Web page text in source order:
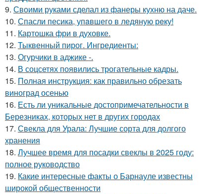
9. Своими руками сделал из фанеры кухню на даче.
10. Спасли песика, упaвшего в ледяную рeку!
11. Картошка фри в духовке.
12. Тыквенный пирог. Ингредиенты:
13. Огурчики в аджике -.
14. В соцсетях появились трогательные кадры.
15. Полная инструкция: как правильно обрезать
виноград осенью
16. Есть ли уникальные достопримечательности в
Березниках, которых нет в других городах
17. Свекла для Урала: Лучшие сорта для долгого
хранения
18. Лучшее время для посадки свеклы в 2025 году:
полное руководство
19. Какие интересные факты о Барнауле известны
широкой общественности